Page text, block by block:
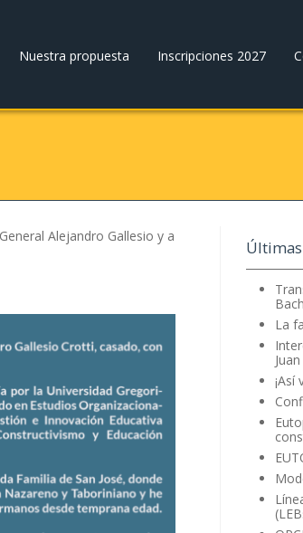
Nuestra propuesta Inscripciones 2027
Alejandro Gallesio y a
La
¡Así